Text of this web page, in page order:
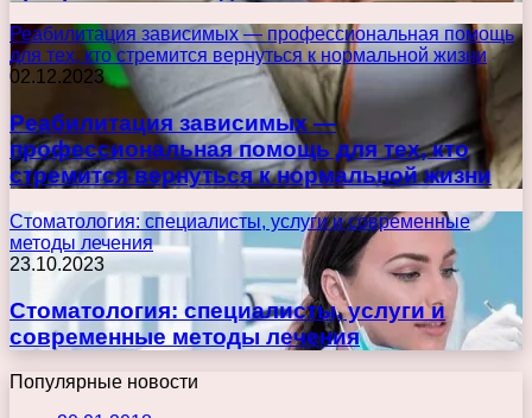
Реабилитация зависимых — профессиональная помощь
для тех, кто стремится вернуться к нормальной жизни
02.12.2023
Реабилитация зависимых —
профессиональная помощь для тех, кто
стремится вернуться к нормальной жизни
Стоматология: специалисты, услуги и современные
методы лечения
23.10.2023
Стоматология: специалисты, услуги и
современные методы лечения
Популярные новости